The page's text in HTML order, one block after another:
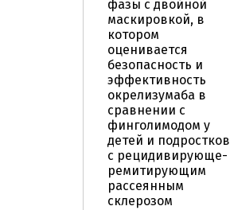
фазы с двойной
маскировкой, в
котором
оценивается
безопасность и
эффективность
окрелизумаба в
сравнении с
финголимодом у
детей и подростков
с рецидивирующе-
ремитирующим
рассеянным
склерозом